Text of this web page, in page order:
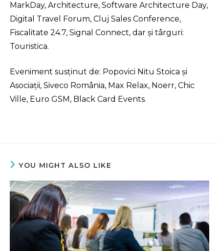
MarkDay, Architecture, Software Architecture Day,
Digital Travel Forum, Cluj Sales Conference,
Fiscalitate 24.7, Signal Connect, dar și târguri:
Touristica.
Eveniment susținut de: Popovici Nitu Stoica şi
Asociaţii, Siveco România, Max Relax, Noerr, Chic
Ville, Euro GSM, Black Card Events.
YOU MIGHT ALSO LIKE